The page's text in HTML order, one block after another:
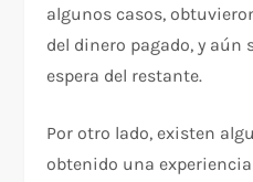
algunos casos,
del dinero pagado, y aún
espera del restante.
Por otro lado, existen
obtenido una